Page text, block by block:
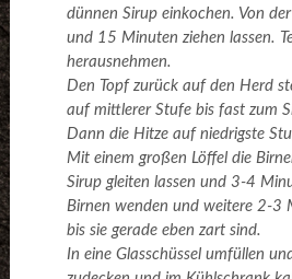
dünnen Sirup einkochen. Von
und 15 Minuten ziehen lassen.
herausnehmen.
Den Topf zurück auf den Herd
auf mittlerer Stufe bis fast zum
Dann die Hitze auf niedrigste
Mit einem großen Löffel die
Sirup gleiten lassen und 3-4
Birnen wenden und weitere 2-3
bis sie gerade eben zart sind.
In eine Glasschüssel umfüllen